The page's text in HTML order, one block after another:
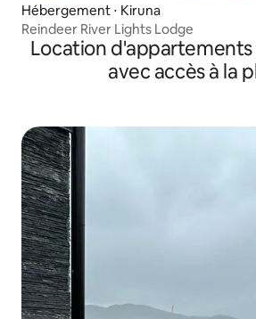
Hébergement ⋅ Kiruna
Reindeer River Lights Lodge
Location
avec accès à la